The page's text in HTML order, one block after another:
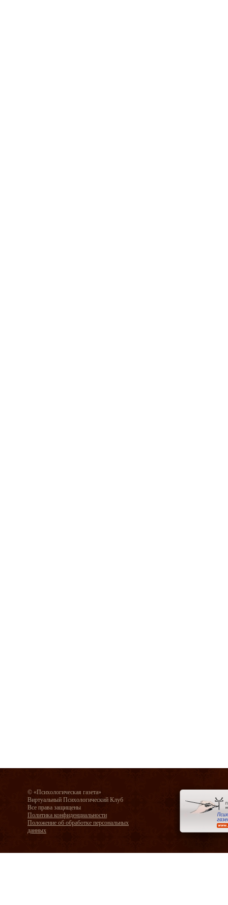
© «Психологическая газета»
Виртуальный Психологический Клуб
Все права защищены
Политика конфиденциальности
Положение об обработке персональных
данных